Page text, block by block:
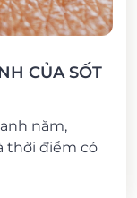
CỦA SỐT
năm,
thời điểm có